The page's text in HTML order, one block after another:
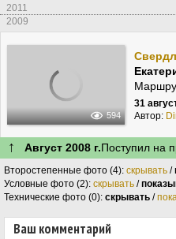
2011
2009
594
31
Автор:
↑ Август 2008 г.Поступил на
Второстепенные фото (4): скрывать /
Условные фото (2): скрывать /
Технические фото (0): скрывать /
Ваш комментарий